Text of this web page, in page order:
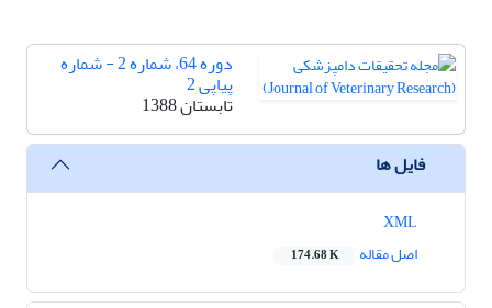
دوره 64، شماره 2 - شماره
پیاپی 2
تابستان 1388
فایل ها
اصل مقاله
174.68 K